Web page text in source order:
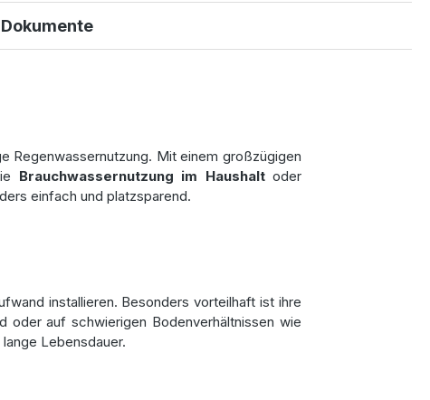
Dokumente
Regenwassernutzung. Mit einem großzügigen
Brauchwassernutzung im Haushaltoder
einfach und platzsparend.
installieren. Besonders vorteilhaft ist ihre
oder auf schwierigen Bodenverhältnissen wie
Lebensdauer.